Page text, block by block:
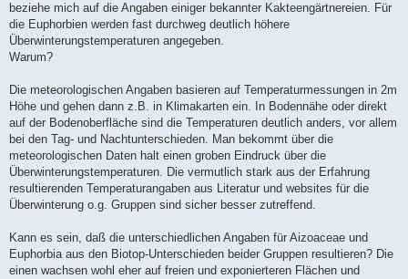
beziehe mich auf die Angaben einiger bekannter Kakteengärtnereien. Für
die Euphorbien werden fast durchweg deutlich höhere
Überwinterungstemperaturen angegeben.
Warum?
Die meteorologischen Angaben basieren auf Temperaturmessungen in 2m
Höhe und gehen dann z.B. in Klimakarten ein. In Bodennähe oder direkt
auf der Bodenoberfläche sind die Temperaturen deutlich anders, vor allem
bei den Tag- und Nachtunterschieden. Man bekommt über die
meteorologischen Daten halt einen groben Eindruck über die
Überwinterungstemperaturen. Die vermutlich stark aus der Erfahrung
resultierenden Temperaturangaben aus Literatur und websites für die
Überwinterung o.g. Gruppen sind sicher besser zutreffend.
Kann es sein, daß die unterschiedlichen Angaben für Aizoaceae und
Euphorbia aus den Biotop-Unterschieden beider Gruppen resultieren? Die
einen wachsen wohl eher auf freien und exponierteren Flächen und